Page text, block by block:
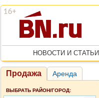
НОВОСТИ И СТАТЬИ
Продажа Аренда
ВЫБРАТЬ РАЙОН/ГОРОД: